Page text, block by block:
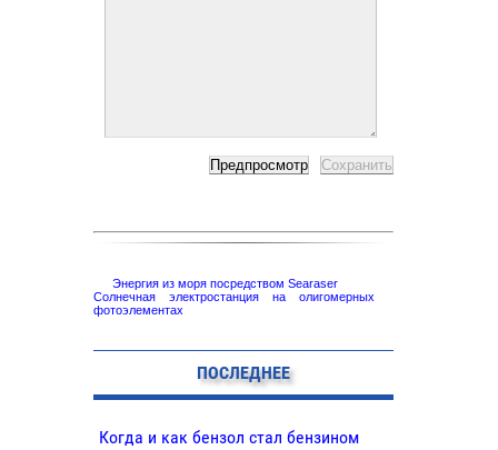
Энергия из моря посредством Searaser
Солнечная электростанция на олигомерных
фотоэлементах
ПОСЛЕДНЕЕ
Когда и как бензол стал бензином